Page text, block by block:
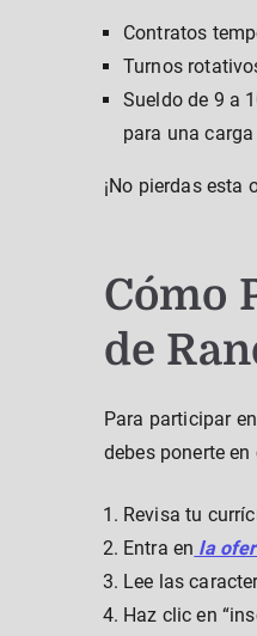
Contratos
Turnos
Sueldo de 9 a
para una
¡No pierdas
Cómo
de
Para participar
debes ponerte
Revisa tu
Entra en la
Lee las
Haz clic en